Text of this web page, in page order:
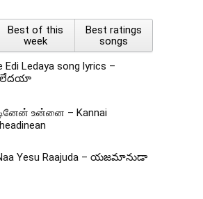
Best of this
week
Best ratings
songs
Edi Ledaya song lyrics –
లేదయా
உன்னை – Kannai
Naa Yesu Raajuda – యజమానుడా